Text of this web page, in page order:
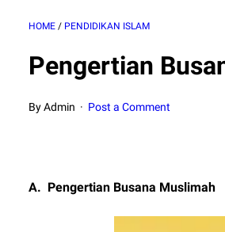
HOME / PENDIDIKAN ISLAM
Pengertian
By Admin Post a Comment
A. Pengertian Busana Muslimah